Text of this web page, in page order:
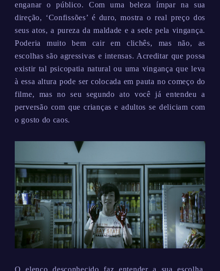
enganar o público. Com uma beleza ímpar na sua
direção, ‘Confissões’ é duro, mostra o real preço dos
seus atos, a pureza da maldade e a sede pela vingança.
Poderia muito bem cair em clichês, mas não, as
escolhas são agressivas e intensas. Acreditar que possa
existir tal psicopatia natural ou uma vingança que leva
à essa altura pode ser colocada em pauta no começo do
filme, mas no seu segundo ato você já entendeu a
perversão com que crianças e adultos se deliciam com
o gosto do caos.
O elenco desconhecido faz entender a sua escolha,